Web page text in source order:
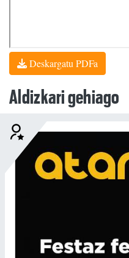
Deskargatu PDFa
Aldizkari gehiago